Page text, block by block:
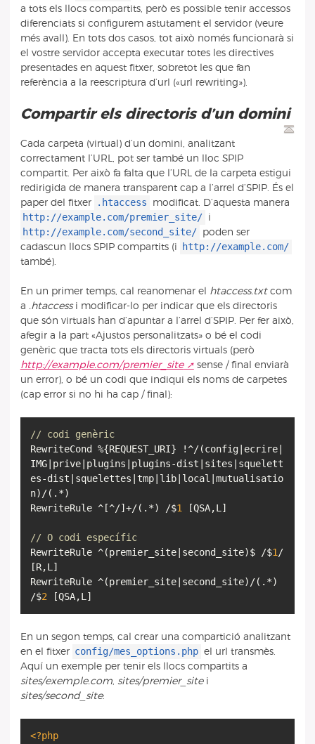
a tots els llocs compartits, però es possible tenir accessos
diferenciats si configurem astutament el servidor (veure
més avall). En tots dos casos, tot això només funcionarà si
el vostre servidor accepta executar totes les directives
presentades en aquest fitxer, sobretot les que fan
referència a la reescriptura d’url («url rewriting»).
Compartir els directoris d’un domini
Cada carpeta (virtual) d’un domini, analitzant
correctament l’URL, pot ser també un lloc SPIP
compartit. Per això fa falta que l’URL de la carpeta estigui
redirigida de manera transparent cap a l’arrel d’SPIP. És el
paper del fitxer
.htaccess modificat. D’aquesta manera
http://example.com/premier_site/ i
http://example.com/second_site/ poden ser
cadascun llocs SPIP compartits (i
http://example.com/
també).
En un primer temps, cal reanomenar el htaccess.txtcom
a .htaccessi modificar-lo per indicar que els directoris
que són virtuals han d’apuntar a l’arrel d’SPIP. Per fer això,
afegir a la part «Ajustos personalitzats» o bé el codi
genèric que tracta tots els directoris virtuals (però
http://example.com/premier_site
sense / final enviarà
un error), o bé un codi que indiqui els noms de carpetes
(cap error si no hi ha cap / final):
// codi genèric
RewriteCond %{REQUEST_URI} !^/(config|ecrire|
IMG|prive|plugins|plugins-dist|sites|squelett
es-dist|squelettes|tmp|lib|local|mutualisatio
n)/(.*)
RewriteRule ^[^/]+/(.*) /$1 [QSA,L]
// O codi específic
RewriteRule ^(premier_site|second_site)$ /$1 /
[R,L]
RewriteRule ^(premier_site|second_site)/(.*)
/$2
En un segon temps, cal crear una compartició analitzant
en el fitxer config/mes_options.php el url transmès.
Aquí un exemple per tenir els llocs compartits a
sites/exemple.com, sites/premier_sitei
sites/second_site:
<?php